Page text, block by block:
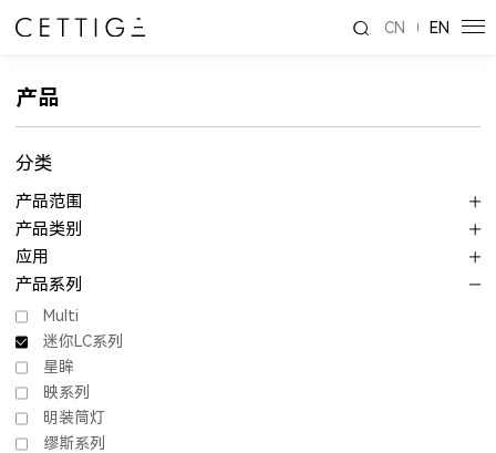
CN EN
产品
分类
产品范围
产品类别
应用
产品系列
Multi
迷你LC系列
星眸
映系列
明装筒灯
缪斯系列